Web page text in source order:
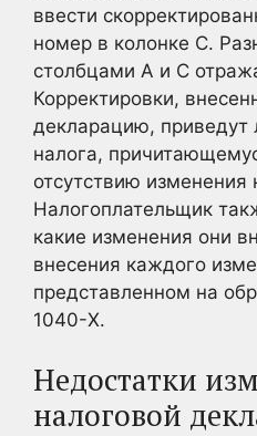
ввести
номер в колонке C.
столбцами A и C
Корректировки,
декларацию, приведут
налога,
отсутствию изменения
Налогоплательщик
какие изменения они
внесения каждого
представленном на
1040-X.
Недостатки
налоговой